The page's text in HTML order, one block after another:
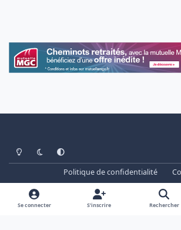
Light ModeDark ModeSystem Preference
Politique de confidentialité
www.cheminots.net - Forum Libre
Powered by
Invision
Se connecter S’inscrire Rechercher